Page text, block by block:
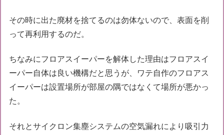
その時に出た廃材を捨てるのは勿体ないので、表面を削
って再利用するのだ。
ちなみにフロアスイーパーを解体した理由はフロアスイ
ーパー自体は良い機構だと思うが、ワテ自作のフロアス
イーパーは設置場所が部屋の隅ではなくて場所が悪かっ
た。
それとサイクロン集塵システムの空気漏れにより吸引力